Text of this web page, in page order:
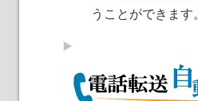
うことができます